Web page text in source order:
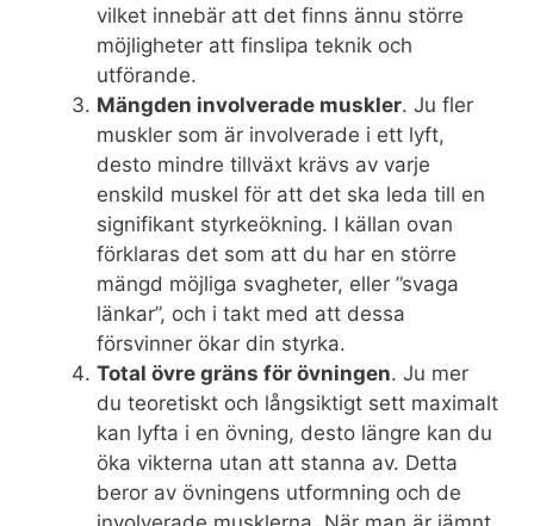
vilket innebär att det finns ännu större
möjligheter att finslipa teknik och
utförande.
Mängden involverade muskler. Ju fler
muskler som är involverade i ett lyft,
desto mindre tillväxt krävs av varje
enskild muskel för att det ska leda till en
signifikant styrkeökning. I källan ovan
förklaras det som att du har en större
mängd möjliga svagheter, eller ”svaga
länkar”, och i takt med att dessa
försvinner ökar din styrka.
Total övre gräns för övningen. Ju mer
du teoretiskt och långsiktigt sett maximalt
kan lyfta i en övning, desto längre kan du
öka vikterna utan att stanna av. Detta
beror av övningens utformning och de